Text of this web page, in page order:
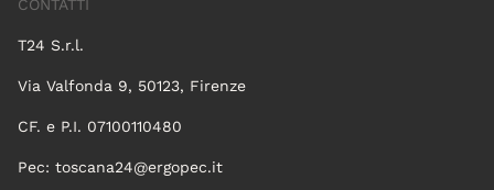
CONTATTI
T24 S.r.l.
Via Valfonda 9, 50123, Firenze
CF. e P.I. 07100110480
Pec: toscana24@ergopec.it